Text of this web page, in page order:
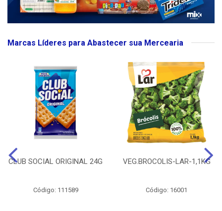
Marcas Líderes para Abastecer sua Mercearia
CLUB SOCIAL ORIGINAL 24G
Código: 111589
VEG.BROCOLIS-LAR-1,1KG
Código: 16001